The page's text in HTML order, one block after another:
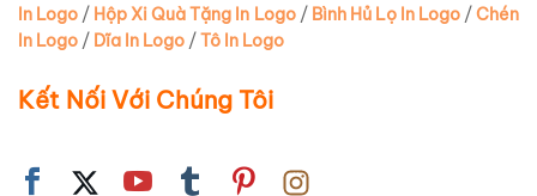
In Logo / Hộp Xi Quà Tặng In Logo/ Bình Hủ Lọ In Logo/Chén
In Logo / Dĩa In Logo /Tô In Logo
Kết Nối Với Chúng Tôi